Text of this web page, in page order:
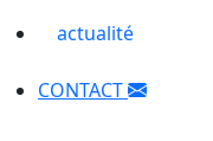
actualité
CONTACT